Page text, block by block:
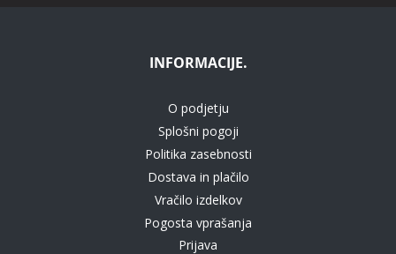
INFORMACIJE.
O podjetju
Splošni pogoji
Politika zasebnosti
Dostava in plačilo
Vračilo izdelkov
Pogosta vprašanja
Prijava